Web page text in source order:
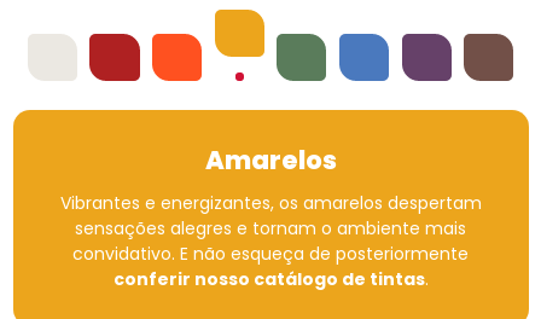
OffwhitesVermelhosLaranjas
Amarelos
VerdesAzuis Violetas
Amarelos
Vibrantes e energizantes, os amarelos despertam
sensações alegres e tornam o ambiente mais
convidativo. E não esqueça de posteriormente
conferir nosso catálogo de tintas.